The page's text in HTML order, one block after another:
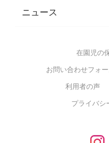
バイリンガル保
スポーツ保育園
モンテッソーリ
STEAMS保育・学
SDGsについて
ニュース
在園児の
お問い合わせフォー
利用者の声
プライバシ